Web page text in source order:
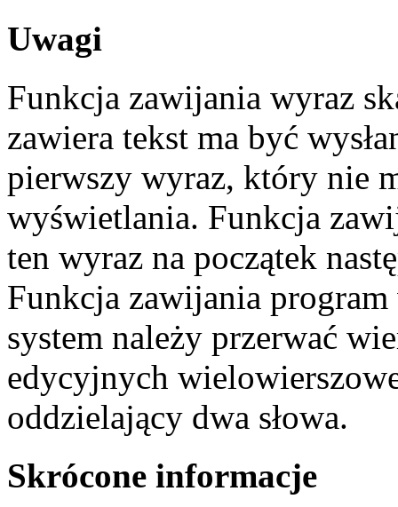
Uwagi
Funkcja zawijania wyraz
zawiera tekst ma być
pierwszy wyraz, który nie
wyświetlania. Funkcja
ten wyraz na początek
Funkcja zawijania
system należy przerwać
edycyjnych
oddzielający dwa słowa.
Skrócone informacje